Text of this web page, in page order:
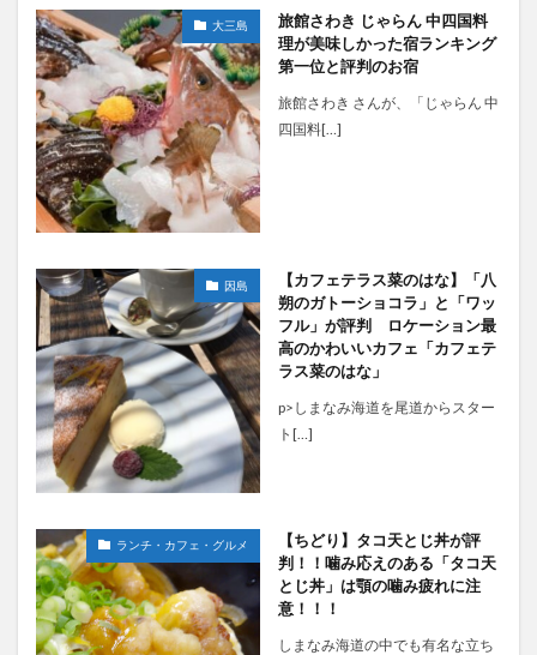
大三島
旅館さわき じゃらん 中四国料
理が美味しかった宿ランキング
第一位と評判のお宿
旅館さわき さんが、「じゃらん 中
四国料[…]
因島
【カフェテラス菜のはな】「八
朔のガトーショコラ」と「ワッ
フル」が評判 ロケーション最
高のかわいいカフェ「カフェテ
ラス菜のはな」
p>しまなみ海道を尾道からスター
ト[…]
ランチ・カフェ・グルメ
【ちどり】タコ天とじ丼が評
判！！噛み応えのある「タコ天
とじ丼」は顎の噛み疲れに注
意！！！
しまなみ海道の中でも有名な立ち